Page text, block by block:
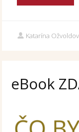
Katarína
eBook